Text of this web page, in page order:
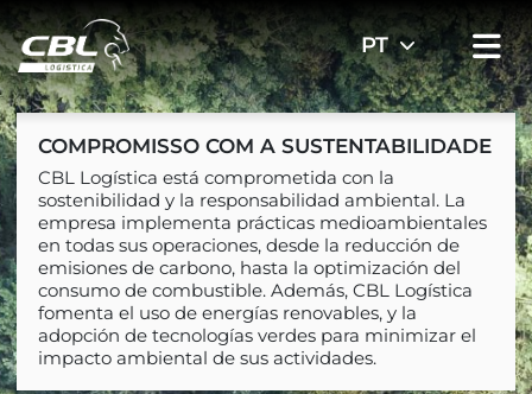
COMPROMISSO COM A SUSTENTABILIDADE
CBL Logística está comprometida con la
sostenibilidad y la responsabilidad ambiental. La
empresa implementa prácticas medioambientales
en todas sus operaciones, desde la reducción de
emisiones de carbono, hasta la optimización del
consumo de combustible. Además, CBL Logística
fomenta el uso de energías renovables, y la
adopción de tecnologías verdes para minimizar el
impacto ambiental de sus actividades.